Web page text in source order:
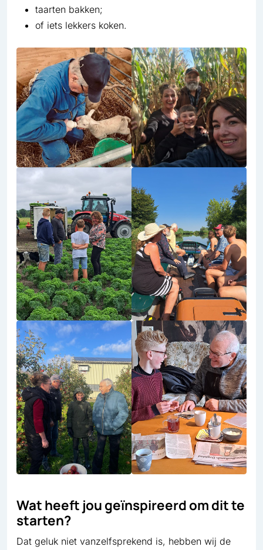
taarten bakken;
of iets lekkers koken.
Wat heeft jou geïnspireerd om dit te
starten?
Dat geluk niet vanzelfsprekend is, hebben wij de